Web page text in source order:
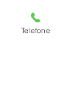
#advocacia #law
Telefone